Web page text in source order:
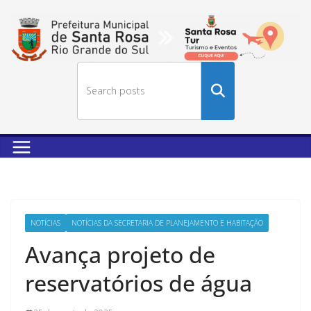
no
NOTÍCIAS NOTÍCIAS DA SECRETARIA DE PLANEJAMENTO E HABITAÇÃO
Avança projeto de
reservatórios de água